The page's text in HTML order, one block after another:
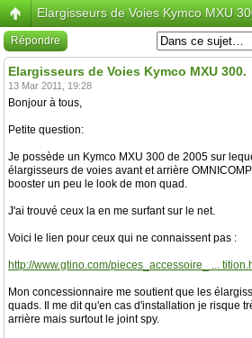
Elargisseurs de Voies Kymco MXU
Répondre
Elargisseurs de Voies Kymco MXU 300.
13 Mar 2011, 19:28
Bonjour à tous,
Petite question:
Je possède un Kymco MXU 300 de 2005 sur
élargisseurs de voies avant et arrière
booster un peu le look de mon quad.
J'ai trouvé ceux la en me surfant sur le net.
Voici le lien pour ceux qui ne connaissent pas :
http://www.gtino.com/pieces_accessoire_ ...
Mon concessionnaire me soutient que les
quads. Il me dit qu'en cas d'installation je risque
arrière mais surtout le joint spy.